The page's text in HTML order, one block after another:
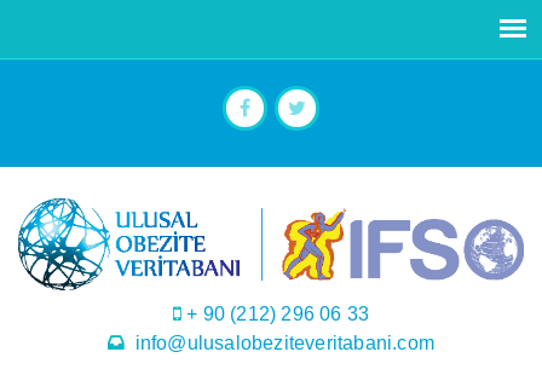
+ 90 (212) 296 06 33
info@ulusalobeziteveritabani.com